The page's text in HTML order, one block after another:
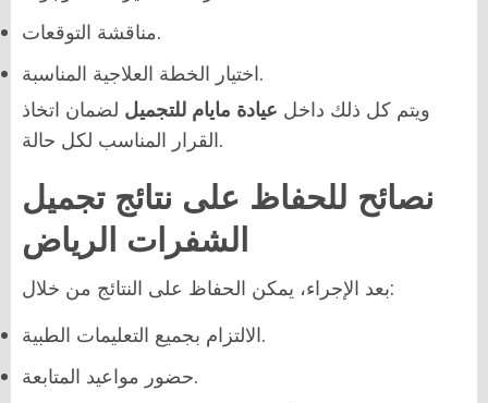
مناقشة التوقعات.
اختيار الخطة العلاجية المناسبة.
ويتم كل ذلك داخل عيادة مايام للتجميل لضمان اتخاذ
القرار المناسب لكل حالة.
نصائح للحفاظ على نتائج تجميل
الشفرات الرياض
بعد الإجراء، يمكن الحفاظ على النتائج من خلال:
الالتزام بجميع التعليمات الطبية.
حضور مواعيد المتابعة.